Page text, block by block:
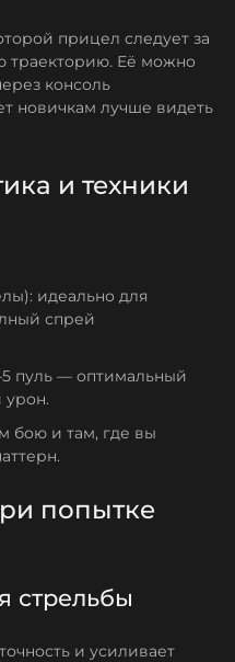
прицел следует за
траекторию. Её можно
консоль
новичкам лучше видеть
и техники
идеально для
спрей
пуль — оптимальный
урон.
бою и там, где вы
попытке
стрельбы
и усиливает